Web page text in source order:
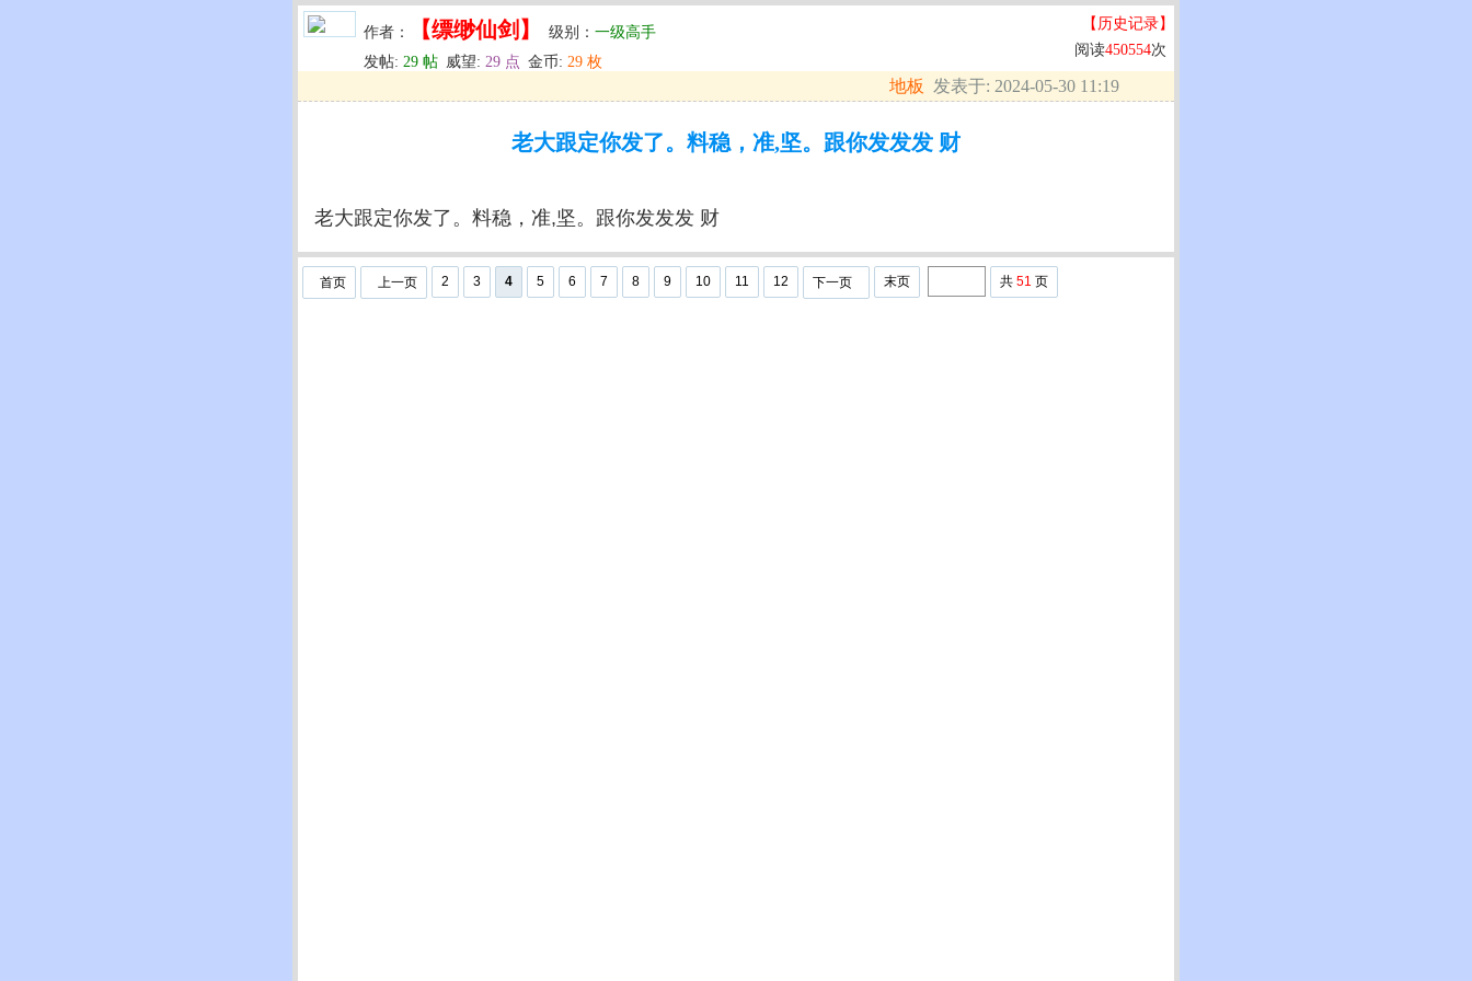
作者： 【缥缈仙剑】 级别： 一级高手
发帖: 29 帖 威望: 29 点 金币: 29 枚
【历史记录】
阅读450554次
地板
发表于: 2024-05-30 11:19
老大跟定你发了。料稳，准,坚。跟你发发发 财
老大跟定你发了。料稳，准,坚。跟你发发发 财
首页 上一页 2 3 4 5 6 7 8 9 10 11 12 下一页 末页 共 51 页